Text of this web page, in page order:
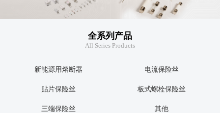
全系列产品
All Series Products
新能源用熔断器 电流保险丝
贴片保险丝 板式螺栓保险丝
三端保险丝 其他